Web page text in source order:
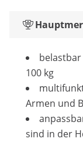
100 kg
Armen und
sind in der